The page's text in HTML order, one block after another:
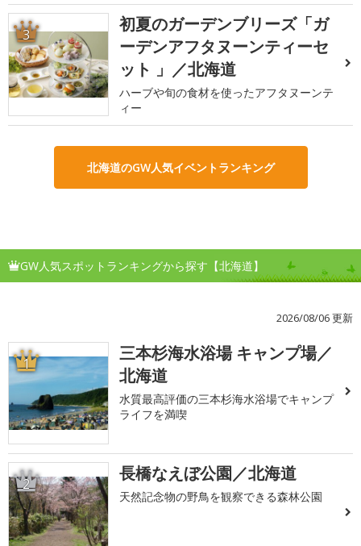
3
初夏のガーデンブリーズ「ガ
ーデンアフタヌーンティーセ
ット 」／北海道
ハーブや旬の食材を使ったアフタヌーンテ
ィー
北海道のGW人気イベントランキング
GW人気スポットランキングから探す【北海道】
2026/08/06 更新
1
三本杉海水浴場 キャンプ場／
北海道
水質最高評価の三本杉海水浴場でキャンプ
ライフを満喫
2 長橋なえぼ公園／北海道
天然記念物の野鳥を観察できる森林公園